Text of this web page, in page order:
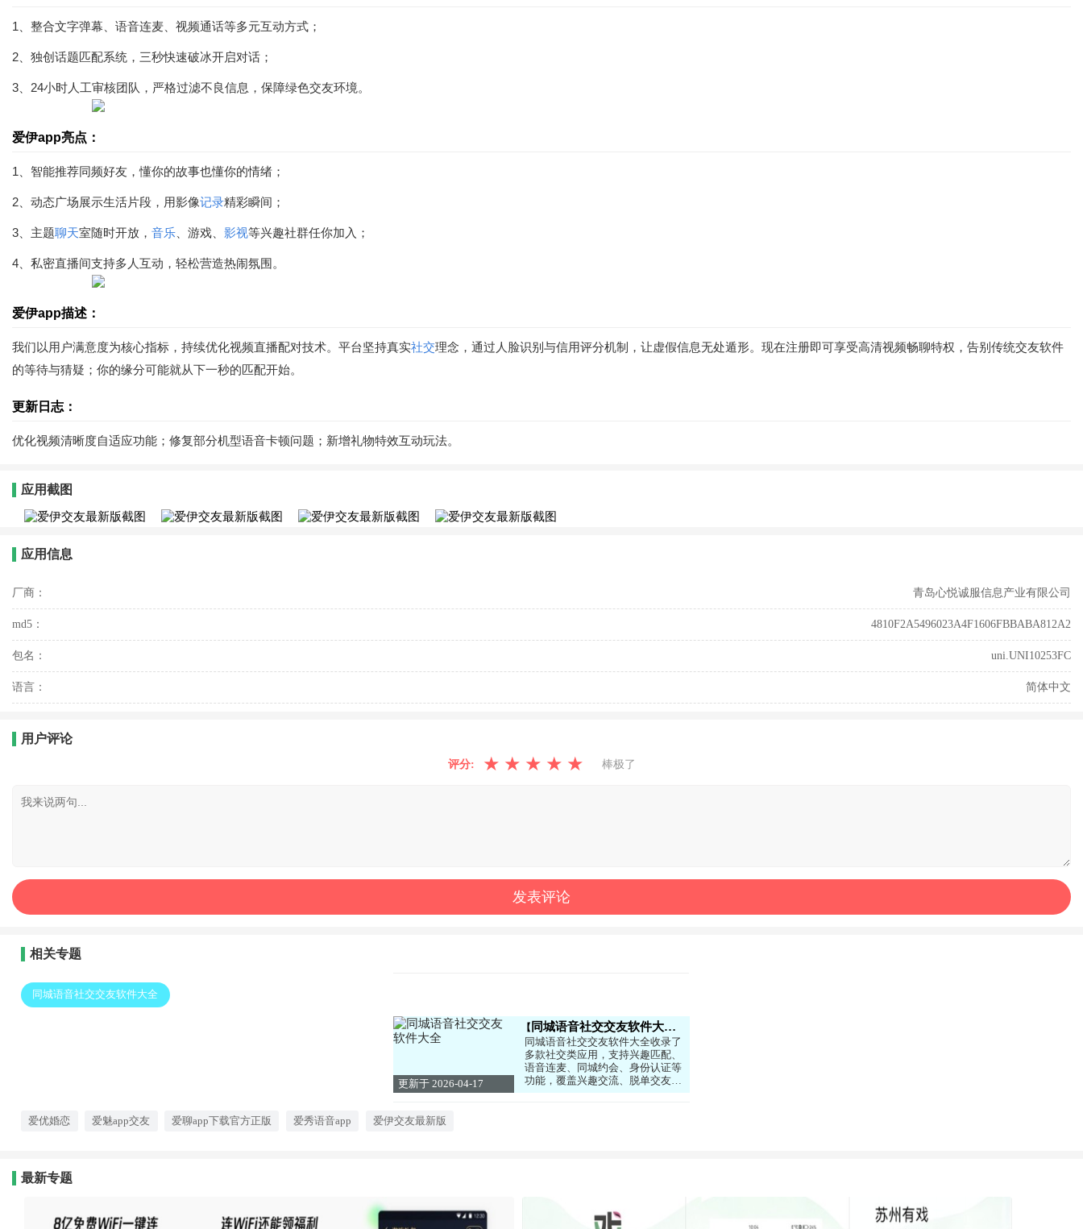
1、整合文字弹幕、语音连麦、视频通话等多元互动方式；
2、独创话题匹配系统，三秒快速破冰开启对话；
3、24小时人工审核团队，严格过滤不良信息，保障绿色交友环境。
爱伊app亮点：
1、智能推荐同频好友，懂你的故事也懂你的情绪；
2、动态广场展示生活片段，用影像记录精彩瞬间；
3、主题聊天室随时开放， 音乐 、游戏、 影视等兴趣社群任你加入；
4、私密直播间支持多人互动，轻松营造热闹氛围。
爱伊app描述：
我们以用户满意度为核心指标，持续优化视频直播配对技术。平台坚持真实社交理念，通过人脸识别与信用评分机制，让虚假信息无处遁形。现在注册即可享受高清视频畅聊特权，告别传统交友软件
的等待与猜疑；你的缘分可能就从下一秒的匹配开始。
更新日志：
优化视频清晰度自适应功能；修复部分机型语音卡顿问题；新增礼物特效互动玩法。
应用截图
应用信息
厂商： 青岛心悦诚服信息产业有限公司
md5： 4810F2A5496023A4F1606FBBABA812A2
包名： uni.UNI10253FC
语言： 简体中文
用户评论
评分: ★ ★ ★ ★ ★ 棒极了
相关专题
同城语音社交交友软件大全
更新于 2026-04-17
同城语音社交交友软件大全
同城语音社交交友软件大全收录了
多款社交类应用，支持兴趣匹配、
语音连麦、同城约会、身份认证等
功能，覆盖兴趣交流、脱单交友等
多种场景，有严格的隐私保护与内
爱优婚恋 爱魅app交友 爱聊app下载官方正版 爱秀语音app 爱伊交友最新版
最新专题